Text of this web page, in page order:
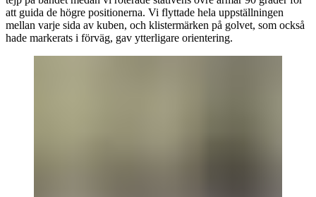
att guida de högre positionerna. Vi flyttade hela uppställningen
mellan varje sida av kuben, och klistermärken på golvet, som också
hade markerats i förväg, gav ytterligare orientering.